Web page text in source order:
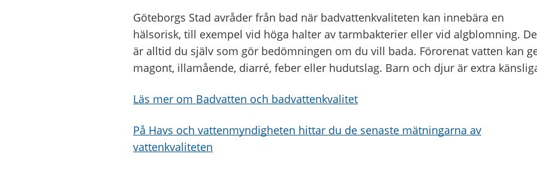
Göteborgs Stad avråder från bad när badvattenkvaliteten kan innebära en
hälsorisk, till exempel vid höga halter av tarmbakterier eller vid algblomning.
är alltid du själv som gör bedömningen om du vill bada. Förorenat vatten kan
magont, illamående, diarré, feber eller hudutslag. Barn och djur är extra
Läs mer om Badvatten och badvattenkvalitet
På Havs och vattenmyndigheten hittar du de senaste mätningarna av
vattenkvaliteten